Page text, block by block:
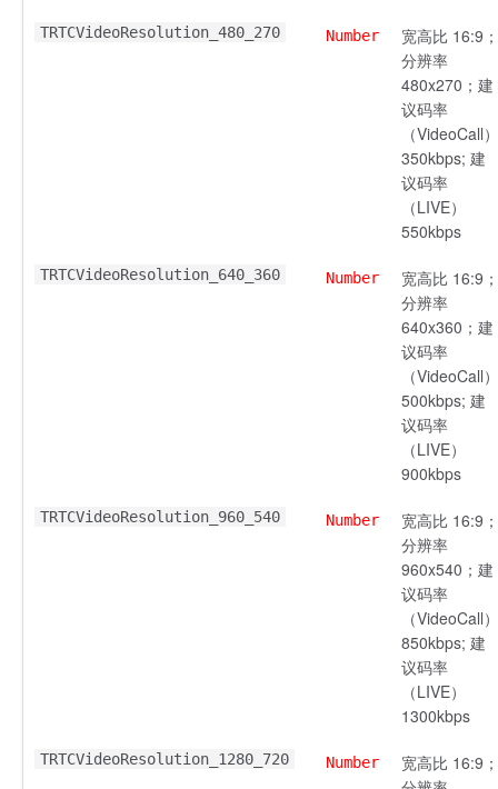
TRTCVideoResolution_480_270 Number
宽高比 16:9；
分辨率
480x270；建
议码率
（VideoCall）
350kbps; 建
议码率
（LIVE）
550kbps
TRTCVideoResolution_640_360 Number
宽高比 16:9；
分辨率
640x360；建
议码率
（VideoCall）
500kbps; 建
议码率
（LIVE）
900kbps
TRTCVideoResolution_960_540 Number
宽高比 16:9；
分辨率
960x540；建
议码率
（VideoCall）
850kbps; 建
议码率
（LIVE）
1300kbps
TRTCVideoResolution_1280_720 Number
宽高比 16:9；